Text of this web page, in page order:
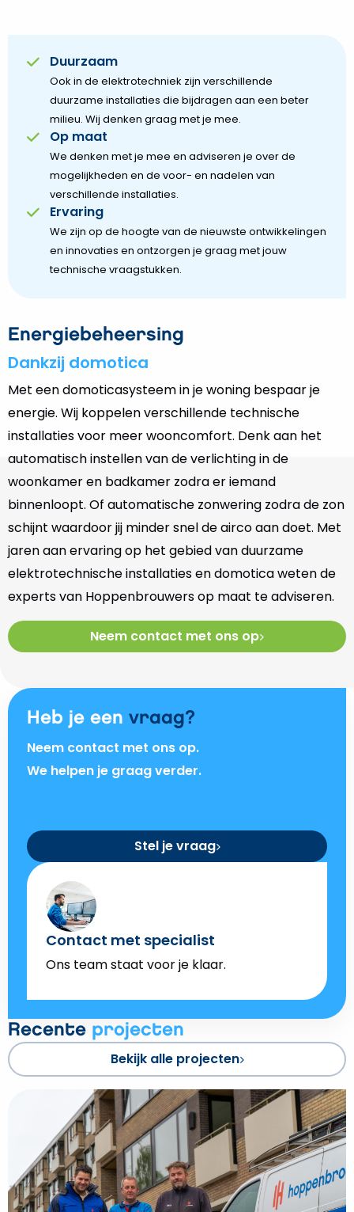
Duurzaam
Ook in de elektrotechniek zijn verschillende
duurzame installaties die bijdragen aan een beter
milieu. Wij denken graag met je mee.
Op maat
We denken met je mee en adviseren je over de
mogelijkheden en de voor- en nadelen van
verschillende installaties.
Ervaring
We zijn op de hoogte van de nieuwste ontwikkelingen
en innovaties en ontzorgen je graag met jouw
technische vraagstukken.
Energiebeheersing
Dankzij domotica
Met een domoticasysteem in je woning bespaar je
energie. Wij koppelen verschillende technische
installaties voor meer wooncomfort. Denk aan het
automatisch instellen van de verlichting in de
woonkamer en badkamer zodra er iemand
binnenloopt. Of automatische zonwering zodra de zon
schijnt waardoor jij minder snel de airco aan doet. Met
jaren aan ervaring op het gebied van duurzame
elektrotechnische installaties en domotica weten de
experts van Hoppenbrouwers op maat te adviseren.
Neem contact met ons op
Heb je een vraag?
Neem contact met ons op.
We helpen je graag verder.
Stel je vraag
Contact met specialist
Ons team staat voor je klaar.
Recente projecten
Bekijk alle projecten
Verzorgingshuis
Assen
krijgt
nieuwe